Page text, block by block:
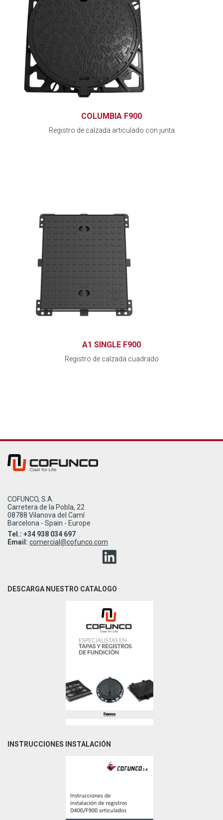
COLUMBIA F900
Registro de calzada articulado con junta
A1 SINGLE F900
Registro de calzada cuadrado
COFUNCO, S.A.
Carretera de la Pobla, 22
08788 Vilanova del Camí
Barcelona - Spain - Europe
Tel.: +34 938 034 697
Email: comercial@cofunco.com
DESCARGA NUESTRO CATALOGO
INSTRUCCIONES INSTALACIÓN